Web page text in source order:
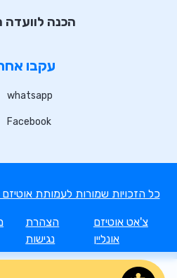
הכנה לוועדה
עקבו
whatsapp
Facebook
© כל הזכויות שמורות לעמותת אוטיזם
הצהרת
נגישות
צ'אט אוטיזם
אונליין